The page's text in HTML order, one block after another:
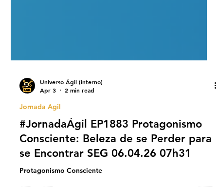
Universo Ágil (interno)
Apr 3
Jornada Agil
#JornadaÁgil EP1883 Protagonismo
Consciente: Beleza de se Perder para
se Encontrar SEG 06.04.26 07h31